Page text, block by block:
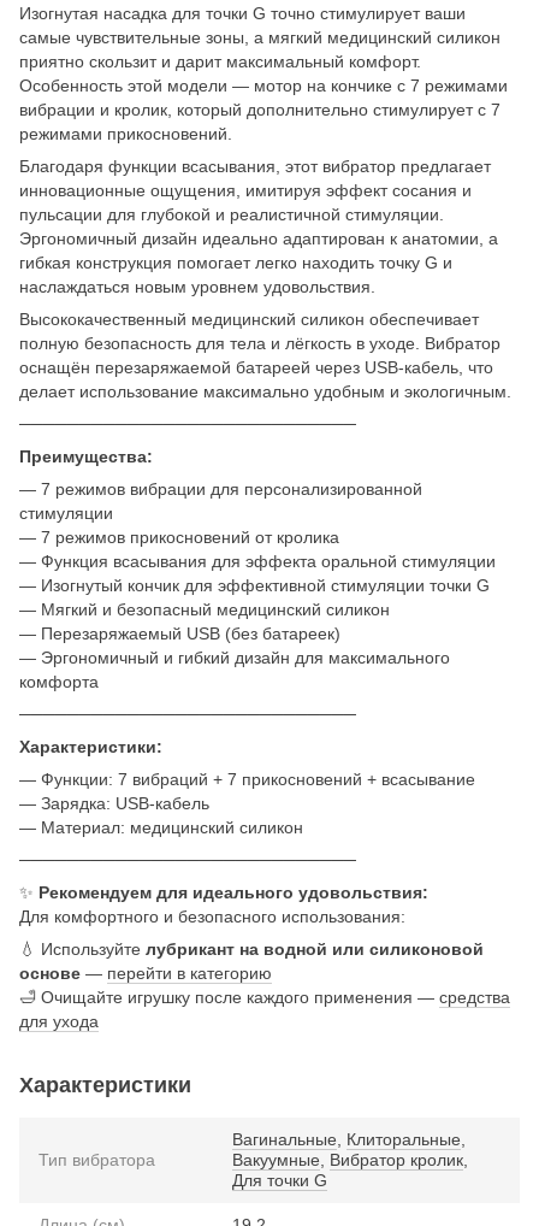
Изогнутая насадка для точки G точно стимулирует ваши
самые чувствительные зоны, а мягкий медицинский силикон
приятно скользит и дарит максимальный комфорт.
Особенность этой модели — мотор на кончике с 7 режимами
вибрации и кролик, который дополнительно стимулирует с 7
режимами прикосновений.
Благодаря функции всасывания, этот вибратор предлагает
инновационные ощущения, имитируя эффект сосания и
пульсации для глубокой и реалистичной стимуляции.
Эргономичный дизайн идеально адаптирован к анатомии, а
гибкая конструкция помогает легко находить точку G и
наслаждаться новым уровнем удовольствия.
Высококачественный медицинский силикон обеспечивает
полную безопасность для тела и лёгкость в уходе. Вибратор
оснащён перезаряжаемой батареей через USB-кабель, что
делает использование максимально удобным и экологичным.
────────────────────────────
Преимущества:
— 7 режимов вибрации для персонализированной
стимуляции
— 7 режимов прикосновений от кролика
— Функция всасывания для эффекта оральной стимуляции
— Изогнутый кончик для эффективной стимуляции точки G
— Мягкий и безопасный медицинский силикон
— Перезаряжаемый USB (без батареек)
— Эргономичный и гибкий дизайн для максимального
комфорта
────────────────────────────
Характеристики:
— Функции: 7 вибраций + 7 прикосновений + всасывание
— Зарядка: USB-кабель
— Материал: медицинский силикон
────────────────────────────
✨ Рекомендуем для идеального удовольствия:
Для комфортного и безопасного использования:
💧 Используйте лубрикант на водной или силиконовой
основе — перейти в категорию
🛁 Очищайте игрушку после каждого применения — средства
для ухода
Характеристики
Тип вибратора
Вагинальные Клиторальные
Вакуумные
Вибратор кролик
Для точки G